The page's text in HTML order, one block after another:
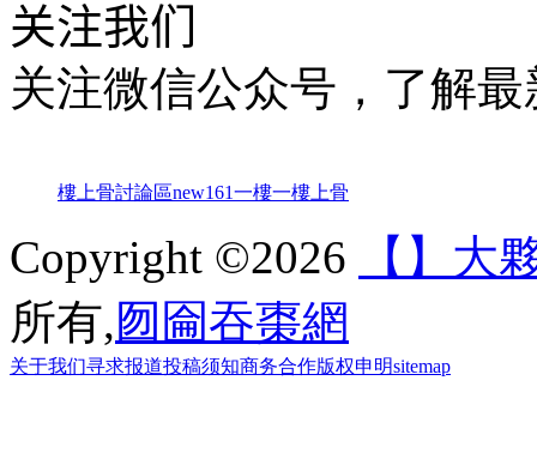
关注我们
关注微信公众号，了解
樓上骨討論區new161一樓一樓上骨
Copyright ©2026
【】大
所有,囫圇吞棗網
关于我们寻求报道投稿须知商务合作版权申明sitemap